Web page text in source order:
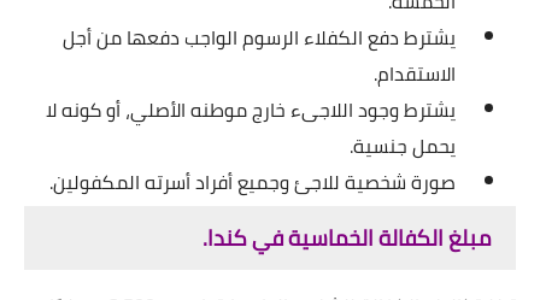
يشترط دفع الكفلاء الرسوم الواجب دفعها من أجل
الاستقدام.
يشترط وجود اللاجىء خارج موطنه الأصلي، أو كونه ﻻ
يحمل جنسية.
صورة شخصية للاجئ وجميع أفراد أسرته المكفولين.
مبلغ الكفالة الخماسية في كندا.